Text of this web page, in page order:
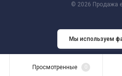
© 2026 Продажа
Просмотренные 0
Мы используем